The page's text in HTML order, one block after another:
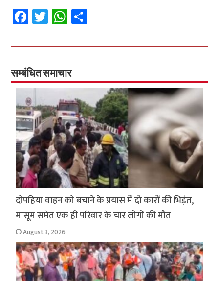
Fa
ce
b
o
o
k
T
wi
tt
er
W
h
at
sA
p
p
ar
सम्बंधित समाचार
दोपहिया वाहन को बचाने के प्रयास में दो कारों की भिड़ंत,
मासूम समेत एक ही परिवार के चार लोगों की मौत
August 3, 2026